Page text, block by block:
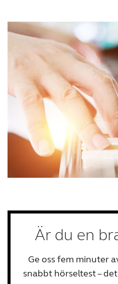
Är du en
Ge oss fem minuter
snabbt hörseltest –